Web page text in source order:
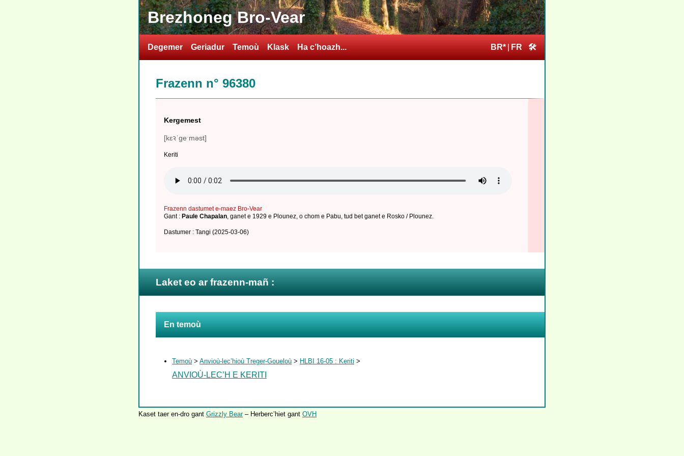
Brezhoneg Bro-Vear
Degemer Geriadur Temoù Klask Ha c’hoazh... BR*| FR 🛠
Frazenn n° 96380
Kergemest
[kɛꝛˈgeˑməst]
Keriti
Frazenn dastumet e-maez Bro-Vear
Gant : Paule Chapalan ganet e 1929 e Plounez o chom e Pabu tud bet ganet e Rosko / Plounez
Dastumer : Tangi (2025-03-06)
Laket eo ar frazenn-mañ :
En temoù
Temoù > Anvioù-lec’hioù Treger-Goueloù > HLBI 16-05 : Keriti >
ANVIOÙ-LEC’H E KERITI
Kaset taer en-dro gant Grizzly Bear– Herberc’hiet gant OVH